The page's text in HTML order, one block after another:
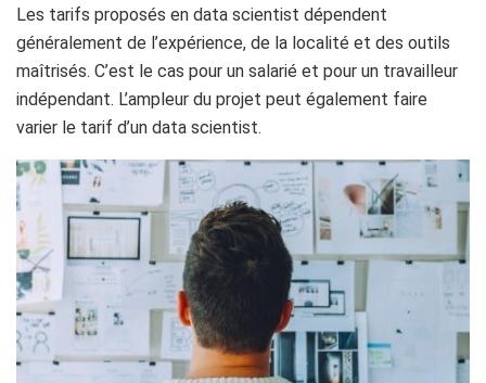
Les tarifs proposés en data scientist dépendent
généralement de l’expérience, de la localité et des outils
maîtrisés. C’est le cas pour un salarié et pour un travailleur
indépendant. L’ampleur du projet peut également faire
varier le tarif d’un data scientist.